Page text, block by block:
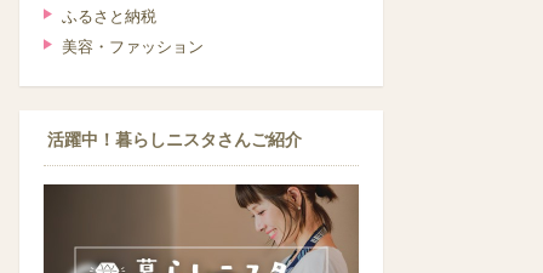
ふるさと納税
美容・ファッション
活躍中！暮らしニスタさんご紹介